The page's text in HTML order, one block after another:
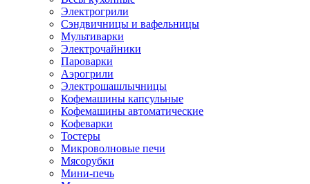
Электрогрили
Сэндвичницы и вафельницы
Мультиварки
Электрочайники
Пароварки
Аэрогрили
Электрошашлычницы
Кофемашины капсульные
Кофемашины автоматические
Кофеварки
Тостеры
Микроволновые печи
Мясорубки
Мини-печь